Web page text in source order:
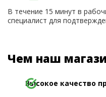
В течение 15 минут в
специалист для
Чем наш
Высокое качество